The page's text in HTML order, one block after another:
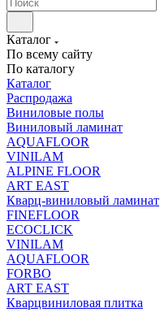
Каталог
По всему сайту
По каталогу
Каталог
Распродажа
Виниловые полы
Виниловый ламинат
AQUAFLOOR
VINILAM
ALPINE FLOOR
ART EAST
Кварц-виниловый ламинат
FINEFLOOR
ECOCLICK
VINILAM
AQUAFLOOR
FORBO
ART EAST
Кварцвиниловая плитка